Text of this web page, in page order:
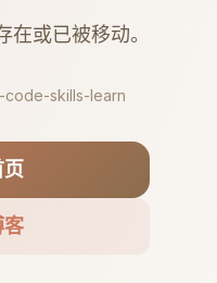
或已被移动。
skills-learn
页
客